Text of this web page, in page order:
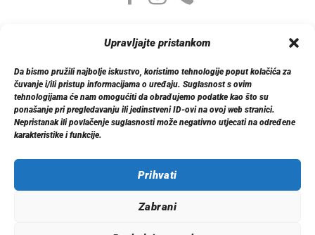
Upravljajte pristankom
Da bismo pružili najbolje iskustvo, koristimo tehnologije poput kolačića za
čuvanje i/ili pristup informacijama o uređaju. Suglasnost s ovim
tehnologijama će nam omogućiti da obrađujemo podatke kao što su
ponašanje pri pregledavanju ili jedinstveni ID-ovi na ovoj web stranici.
Nepristanak ili povlačenje suglasnosti može negativno utjecati na određene
karakteristike i funkcije.
Prihvati
Zabrani
Moj nalog
Moj nalog
Moje narudžbe
Detalji računa
Log out
Informacije
Politika privatnosti